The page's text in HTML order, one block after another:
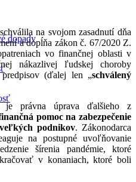
dopady
na svojom zasadnutí dňa
a dopĺňa zákon č. 67/2020 Z.
vo finančnej oblasti v
nákazlivej ľudskej choroby
(ďalej len „schválený
je právna úprava ďalšieho z
pomoc na zabezpečenie
podnikov. Zákonodarca
na postupné uvoľňovanie
šírenia pandémie, ktoré
v konaniach, ktoré boli